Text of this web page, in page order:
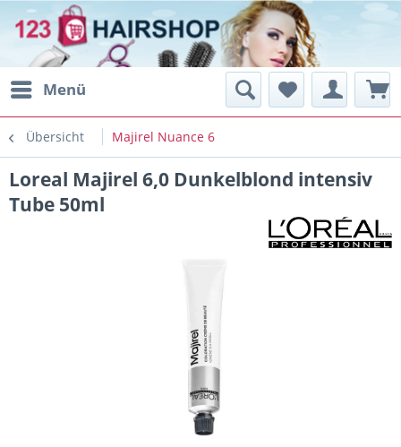
Menü
Übersicht Majirel Nuance 6
Loreal Majirel 6,0 Dunkelblond intensiv
Tube 50ml